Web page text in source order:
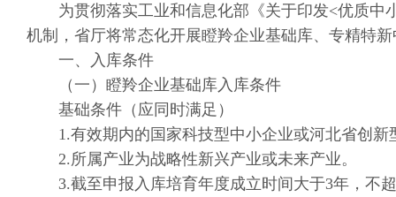
为贯彻落实工业和信息化部《关于印发<优质中
机制，省厅将常态化开展瞪羚企业基础库、专精特
一、入库条件
（一）瞪羚企业基础库入库条件
基础条件（应同时满足）
1.有效期内的国家科技型中小企业或河北省创新
2.所属产业为战略性新兴产业或未来产业。
3.截至申报入库培育年度成立时间大于3年，不